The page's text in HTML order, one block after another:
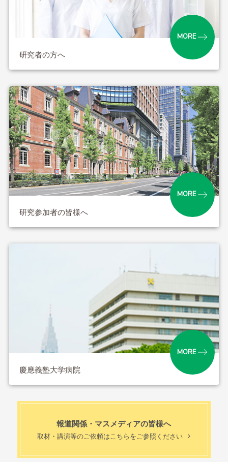
MORE
研究者の方へ
MORE
研究参加者の皆様へ
MORE
慶應義塾大学病院
報道関係・マスメディアの皆様へ
取材・講演等のご依頼はこちらをご参照ください